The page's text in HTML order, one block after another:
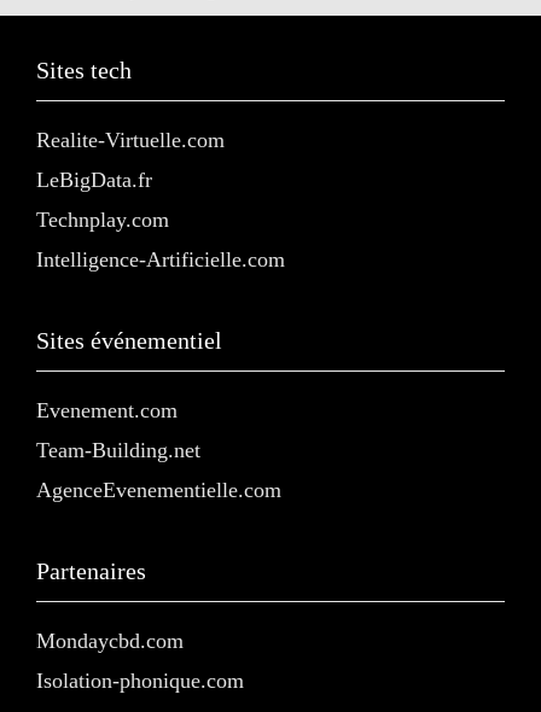
Sites tech
Realite-Virtuelle.com
LeBigData.fr
Technplay.com
Intelligence-Artificielle.com
Sites événementiel
Evenement.com
Team-Building.net
AgenceEvenementielle.com
Partenaires
Mondaycbd.com
Isolation-phonique.com